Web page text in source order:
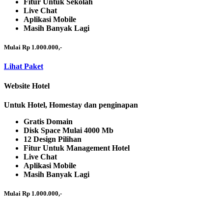
Fitur Untuk Sekolah
Live Chat
Aplikasi Mobile
Masih Banyak Lagi
Mulai Rp 1.000.000,-
Lihat Paket
Website Hotel
Untuk Hotel, Homestay dan penginapan
Gratis Domain
Disk Space Mulai 4000 Mb
12 Design Pilihan
Fitur Untuk Management Hotel
Live Chat
Aplikasi Mobile
Masih Banyak Lagi
Mulai Rp 1.000.000,-